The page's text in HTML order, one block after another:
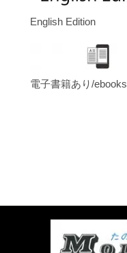
English Edition
電子書籍あり/ebooks